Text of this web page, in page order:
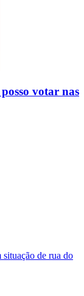
votar nas
de rua do